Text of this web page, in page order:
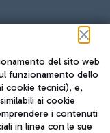
del sito web
funzionamento dello
cookie tecnici), e,
ai cookie
i contenuti
in linea con le sue